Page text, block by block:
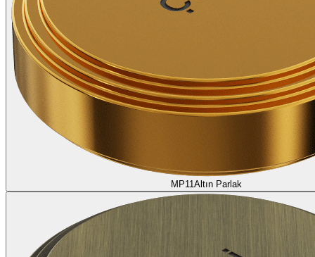
MP11Altın Parlak